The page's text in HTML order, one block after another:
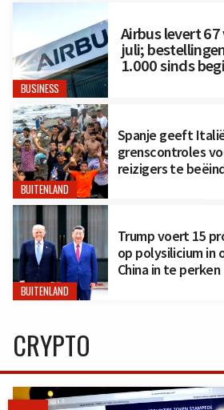
BUSINESS
Airbus levert
juli;
1.000 sinds
BUITENLAND
Spanje geeft
grenscontroles
reizigers te
BUITENLAND
Trump voert 15
op polysilicium in
China in te perken
CRYPTO